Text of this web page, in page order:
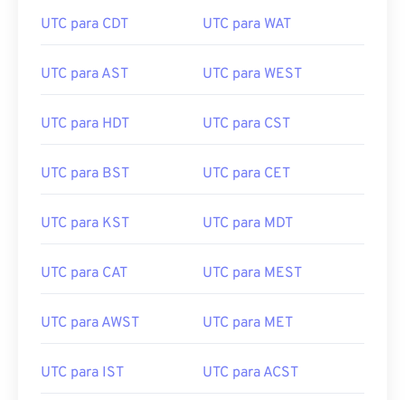
UTC para CDT UTC para WAT
UTC para AST UTC para WEST
UTC para HDT UTC para CST
UTC para BST UTC para CET
UTC para KST UTC para MDT
UTC para CAT UTC para MEST
UTC para AWST UTC para MET
UTC para IST UTC para ACST